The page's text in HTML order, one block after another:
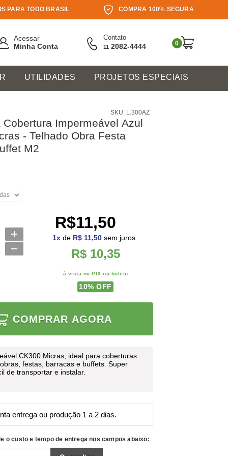
PARA TODO BRASIL COMPRA 100% SEGURA
Acessar
Minha Conta
Contato
11 2082-4444 0
UTILIDADES PROJETOS ESPECIAIS
SKU: L.300AZ
Cobertura Impermeável Azul
- Telhado Obra Festa
M2
R$11,50
1xde R$ 11,50sem juros
R$ 10,35
à vista no PIX ou boleto
10% OFF
COMPRAR AGORA
CK300 Micras, ideal para coberturas
festas, barracas e buffets. Super
de transportar e instalar.
entrega ou produção 1 a 2 dias.
o custo e tempo de entrega nos campos abaixo: